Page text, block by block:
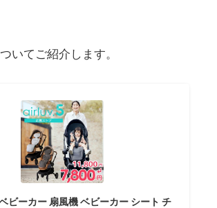
いてご紹介します。
ビーカー 扇風機 ベビーカー シート チ